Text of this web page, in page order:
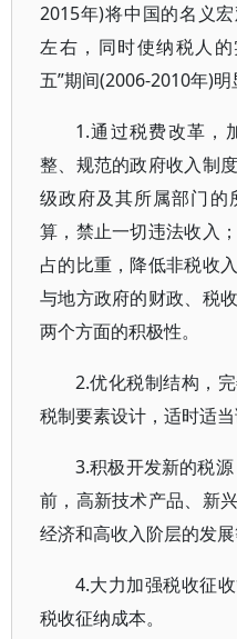
2015年)将中国的名义
左右，同时使纳税人
五”期间(2006-2010年)明
1.通过税费改革，
整、规范的政府收入制
级政府及其所属部门的
算，禁止一切违法收入
占的比重，降低非税收
与地方政府的财政、税
两个方面的积极性。
2.优化税制结构，
税制要素设计，适时适当
3.积极开发新的税
前，高新技术产品、新
经济和高收入阶层的发展
4.大力加强税收征
税收征纳成本。